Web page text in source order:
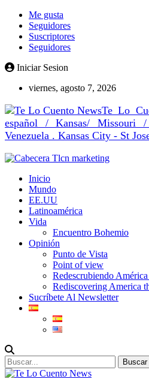
contenidoMe gusta
Seguidores
Suscriptores
Seguidores
Iniciar Sesion
viernes, agosto 7, 2026
Te Lo
español / Kansas/ Missouri
Venezuela . Kansas City - St
Inicio
Mundo
EE.UU
Latinoamérica
Vida
Encuentro Bohemio
Opinión
Punto de Vista
Point of view
Redescrubiendo
Rediscovering America
Sucríbete Al Newsletter